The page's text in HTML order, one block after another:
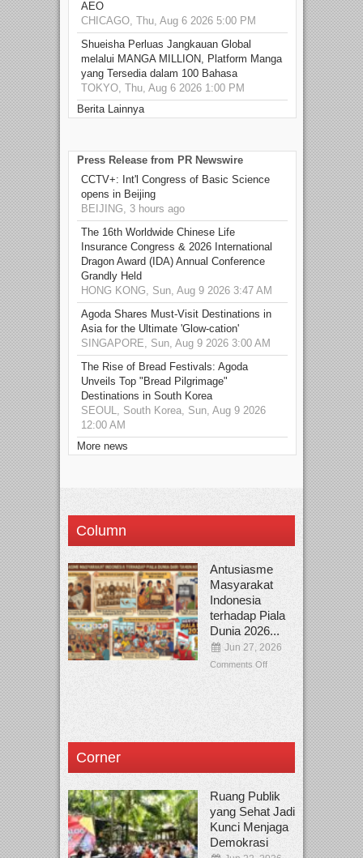
AEO
CHICAGO, Thu, Aug 6 2026 5:00 PM
Shueisha Perluas Jangkauan Global
melalui MANGA MILLION, Platform Manga
yang Tersedia dalam 100 Bahasa
TOKYO, Thu, Aug 6 2026 1:00 PM
Berita Lainnya
Press Release from PR Newswire
CCTV+: Int'l Congress of Basic Science
opens in Beijing
BEIJING, 3 hours ago
The 16th Worldwide Chinese Life
Insurance Congress & 2026 International
Dragon Award (IDA) Annual Conference
Grandly Held
HONG KONG, Sun, Aug 9 2026 3:47 AM
Agoda Shares Must-Visit Destinations in
Asia for the Ultimate 'Glow-cation'
SINGAPORE, Sun, Aug 9 2026 3:00 AM
The Rise of Bread Festivals: Agoda
Unveils Top "Bread Pilgrimage"
Destinations in South Korea
SEOUL, South Korea, Sun, Aug 9 2026
12:00 AM
More news
Column
Antusiasme
Masyarakat
Indonesia
terhadap Piala
Dunia 2026...
Jun 27, 2026
Comments Off
Corner
Ruang Publik
yang Sehat Jadi
Kunci Menjaga
Demokrasi